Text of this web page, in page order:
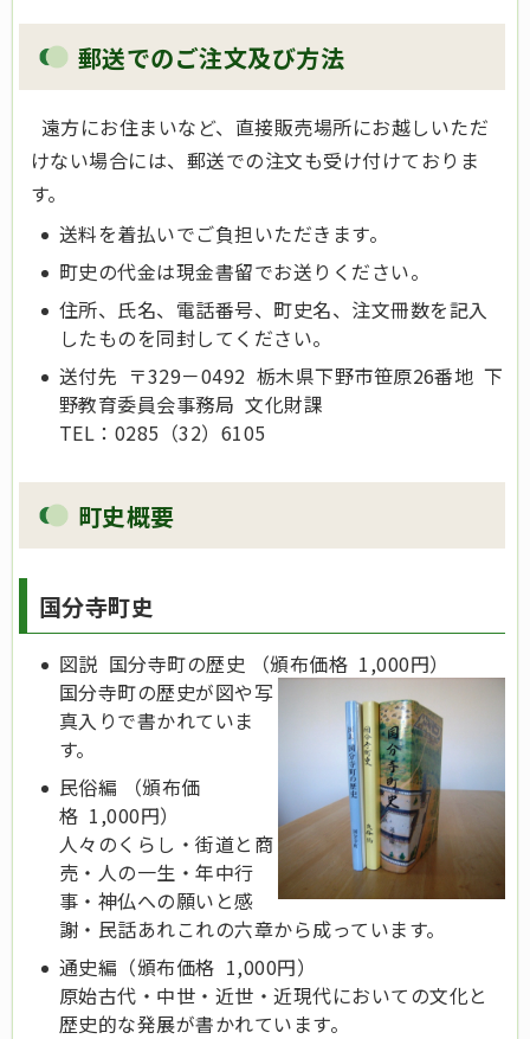
郵送でのご注文及び方法
遠方にお住まいなど、直接販売場所にお越しいただ
けない場合には、郵送での注文も受け付けておりま
す。
送料を着払いでご負担いただきます。
町史の代金は現金書留でお送りください。
住所、氏名、電話番号、町史名、注文冊数を記入
したものを同封してください。
送付先 〒329－0492 栃木県下野市笹原26番地 下
野教育委員会事務局 文化財課
TEL：0285（32）6105
町史概要
国分寺町史
図説 国分寺町の歴史 （頒布価格 1,000円）
国分寺町の歴史が図や写
真入りで書かれていま
す。
民俗編 （頒布価
格 1,000円）
人々のくらし・街道と商
売・人の一生・年中行
事・神仏への願いと感
謝・民話あれこれの六章から成っています。
通史編（頒布価格 1,000円）
原始古代・中世・近世・近現代においての文化と
歴史的な発展が書かれています。